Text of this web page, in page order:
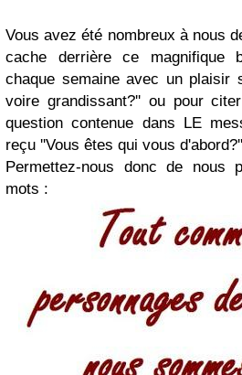
Vous avez été nombreux à nous
cache derrière ce magnifique
chaque semaine avec un plaisir
voire grandissant?'' ou pour
question contenue dans LE
reçu ''Vous êtes qui vous
Permettez-nous donc de nous
mots :